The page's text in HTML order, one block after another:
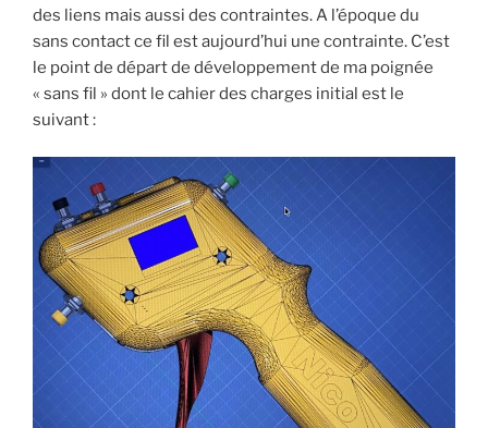
des liens mais aussi des contraintes. A l’époque du
sans contact ce fil est aujourd’hui une contrainte. C’est
le point de départ de développement de ma poignée
« sans fil » dont le cahier des charges initial est le
suivant :